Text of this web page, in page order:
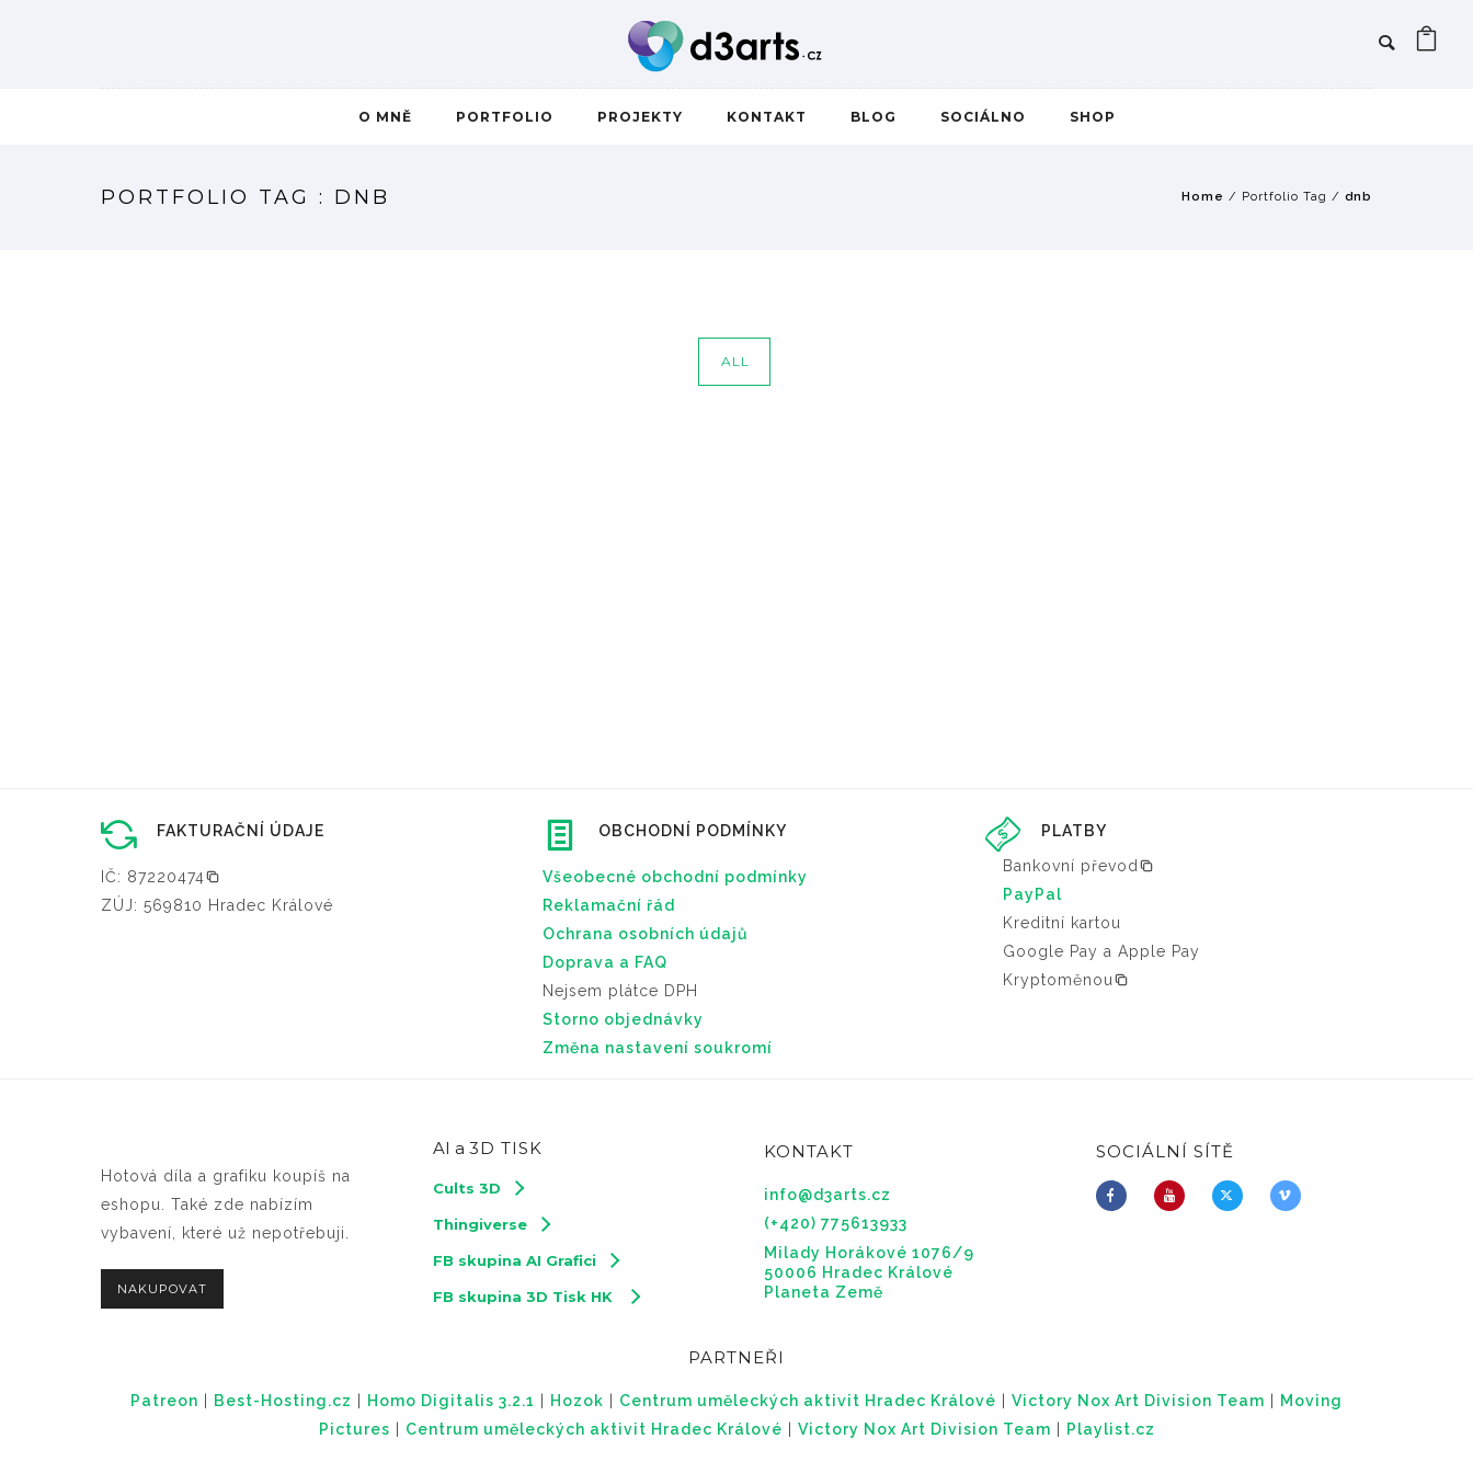
O MNĚ PORTFOLIO PROJEKTY KONTAKT BLOG SOCIÁLNO SHOP
PORTFOLIO TAG : DNB Home / Portfolio Tag / dnb
ALL
FAKTURAČNÍ ÚDAJE
IČ: 87220474
ZÚJ: 569810 Hradec Králové
OBCHODNÍ PODMÍNKY
Všeobecné obchodní podmínky
Reklamační řád
Ochrana osobních údajů
Doprava a FAQ
Nejsem plátce DPH
Storno objednávky
Změna nastavení soukromí
PLATBY
Bankovní převod
PayPal
Kreditní kartou
Google Pay a Apple Pay
Kryptoměnou
Hotová díla a grafiku koupíš na
eshopu. Také zde nabízím
vybavení, které už nepotřebuji.
NAKUPOVAT
AI a 3D TISK
Cults 3D
Thingiverse
FB skupina AI Grafici
FB skupina 3D Tisk HK
KONTAKT
info@d3arts.cz
(+420) 775613933
Milady Horákové 1076/9
50006 Hradec Králové
Planeta Země
SOCIÁLNÍ SÍTĚ
PARTNEŘI
Patreon Best-Hosting.cz Homo Digitalis 3.2.1 Hozok Centrum uměleckých aktivit Hradec Králové Victory Nox Art Division Team
Moving
Pictures
Centrum uměleckých aktivit Hradec Králové Victory Nox Art Division Team Playlist.cz